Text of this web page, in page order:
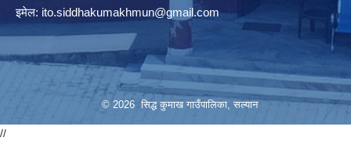
इमेल: ito.siddhakumakhmun@gmail.com
© 2026 सिद्ध कुमाख गाउँपालिका, सल्यान
//